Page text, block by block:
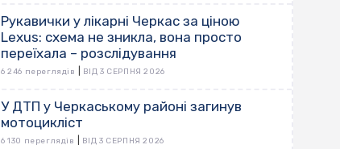
Рукавички у лікарні Черкас за ціною
Lexus: схема не зникла, вона просто
переїхала – розслідування
6 246 переглядів ВІД 3 СЕРПНЯ 2026
У ДТП у Черкаському районі загинув
мотоцикліст
6 130 переглядів ВІД 3 СЕРПНЯ 2026